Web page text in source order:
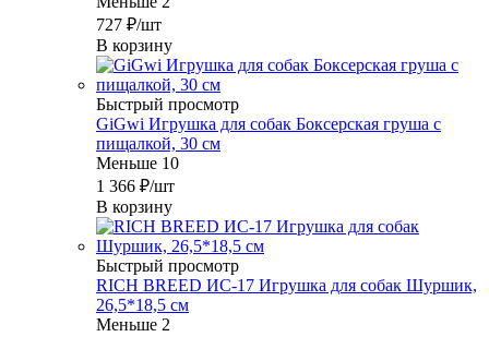
727 ₽/шт
В корзину
Быстрый просмотр
GiGwi Игрушка для собак Боксерская груша с
пищалкой, 30 см
Меньше 10
1 366 ₽/шт
В корзину
Быстрый просмотр
RICH BREED ИС-17 Игрушка для собак Шуршик,
26,5*18,5 см
Меньше 2